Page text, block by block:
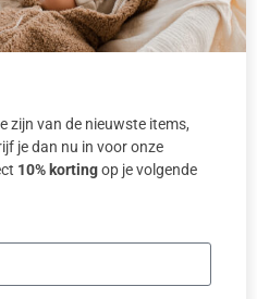
zijn van de nieuwste items,
je dan nu in voor onze
10% kortingop je volgende